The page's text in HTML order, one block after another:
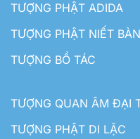
TƯỢNG PHẬT ADIDA
TƯỢNG PHẬT NIẾT BÀN
TƯỢNG BỒ TÁC
TƯỢNG QUAN ÂM ĐẠI
TƯỢNG PHẬT DI LẶC